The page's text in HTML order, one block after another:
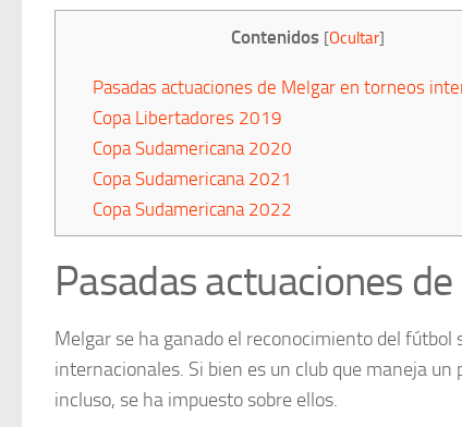
Contenidos [Ocultar]
Pasadas actuaciones de Melgar en torneos
Copa Libertadores 2019
Copa Sudamericana 2020
Copa Sudamericana 2021
Copa Sudamericana 2022
Pasadas actuaciones
Melgar se ha ganado el reconocimiento del
internacionales. Si bien es un club que maneja un
incluso, se ha impuesto sobre ellos.